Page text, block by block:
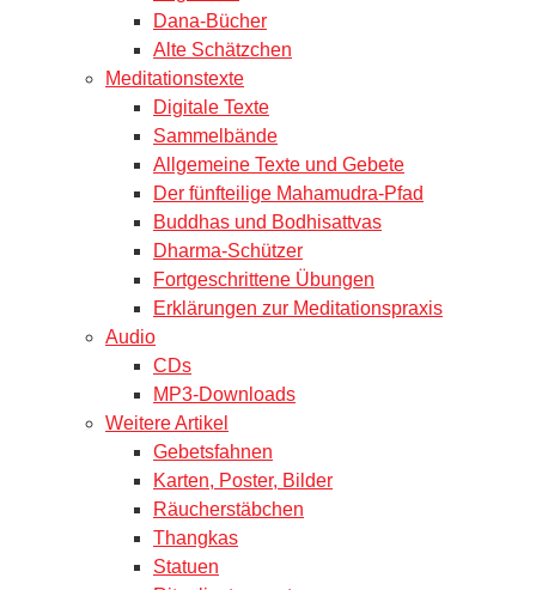
Dana-Bücher
Alte Schätzchen
Meditationstexte
Digitale Texte
Sammelbände
Allgemeine Texte und Gebete
Der fünfteilige Mahamudra-Pfad
Buddhas und Bodhisattvas
Dharma-Schützer
Fortgeschrittene Übungen
Erklärungen zur Meditationspraxis
Audio
CDs
MP3-Downloads
Weitere Artikel
Gebetsfahnen
Karten, Poster, Bilder
Räucherstäbchen
Thangkas
Statuen